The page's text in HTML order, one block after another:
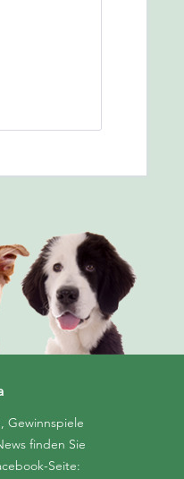
Gewinnspiele
finden Sie
Seite: